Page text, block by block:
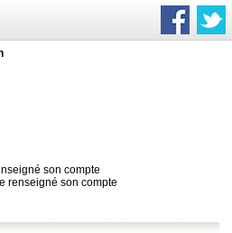
son compte
renseigné son compte